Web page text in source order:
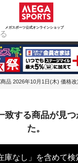
メガスポーツ公式オンラインショップ
ウトドア
品 2026年10月1日(木) 価格
致する商品が見
た。
庫なし」を含めて検